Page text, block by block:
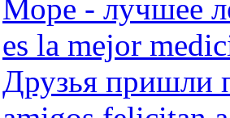
Море - лучшее
es la mejor
Друзья пришли